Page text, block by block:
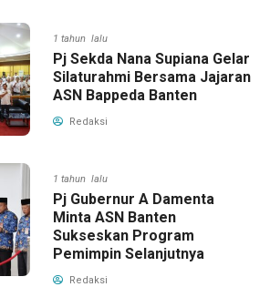
1 tahun lalu
Pj Sekda Nana Supiana Gelar
Silaturahmi Bersama Jajaran
ASN Bappeda Banten
Redaksi
1 tahun lalu
Pj Gubernur A Damenta
Minta ASN Banten
Sukseskan Program
Pemimpin Selanjutnya
Redaksi